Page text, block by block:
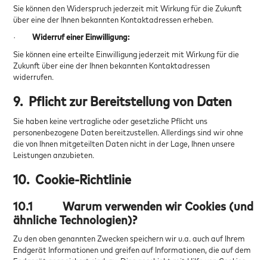
Sie können den Widerspruch jederzeit mit Wirkung für die Zukunft
über eine der Ihnen bekannten Kontaktadressen erheben.
·Widerruf einer Einwilligung:
Sie können eine erteilte Einwilligung jederzeit mit Wirkung für die
Zukunft über eine der Ihnen bekannten Kontaktadressen
widerrufen.
9. Pflicht zur Bereitstellung von Daten
Sie haben keine vertragliche oder gesetzliche Pflicht uns
personenbezogene Daten bereitzustellen. Allerdings sind wir ohne
die von Ihnen mitgeteilten Daten nicht in der Lage, Ihnen unsere
Leistungen anzubieten.
10. Cookie-Richtlinie
10.1
Warum verwenden wir Cookies (und
ähnliche Technologien)?
Zu den oben genannten Zwecken speichern wir u.a. auch auf Ihrem
Endgerät Informationen und greifen auf Informationen, die auf dem